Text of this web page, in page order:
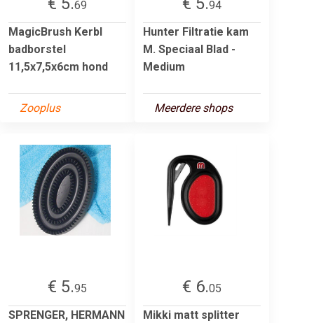
69
MagicBrush Kerbl
badborstel
11,5x7,5x6cm hond
Zooplus
94
Hunter Filtratie kam
M. Speciaal Blad -
Medium
Meerdere shops
€ 5.95
SPRENGER, HERMANN
€ 6.05
Mikki matt splitter